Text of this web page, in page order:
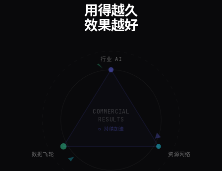
用得越久
效果越好
行业 AI
资源网络
数据飞轮
COMMERCIAL
RESULTS
↻ 持续加速